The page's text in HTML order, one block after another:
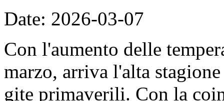
Date: 2026-03-07
Con l'aumento delle
marzo, arriva l'alta
gite primaverili. Con la